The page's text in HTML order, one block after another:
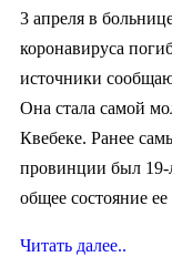
3 апреля в
коронавируса
источники
Она стала самой
Квебеке. Ранее
провинции был 19-
общее состояние
Читать далее..